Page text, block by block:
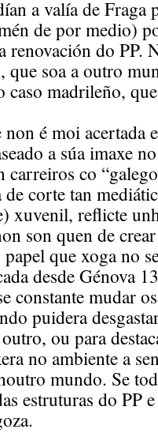
a valía de Fraga
de por medio)
renovación do PP.
que soa a outro
caso madrileño,
é moi acertada
a súa imaxe
co
corte tan
xuvenil, reflicte
son quen de
que xoga no
desde Génova
constante mudar
puidera
ou para
no ambiente a
mundo. Se
estruturas do PP